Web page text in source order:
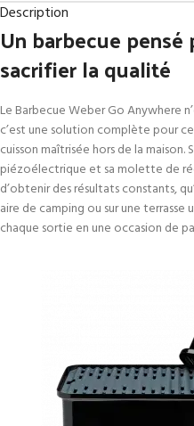
Description
Un barbecue
sacrifier la qualité
Le Barbecue Weber Go Anywhere
c’est une solution complète pour
cuisson maîtrisée hors de la
piézoélectrique et sa molette de
d’obtenir des résultats constants,
aire de camping ou sur une
chaque sortie en une occasion de